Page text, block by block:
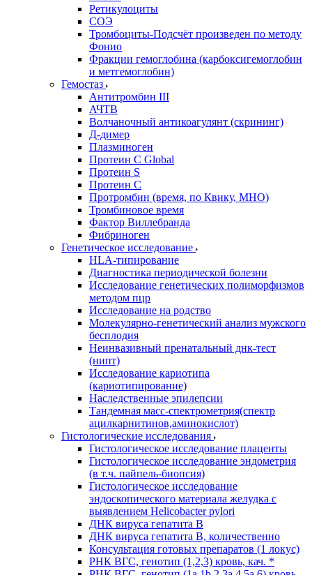
Ретикулоциты
СОЭ
Тромбоциты-Подсчёт произведен по методу
Фонио
Фракции гемоглобина (карбоксигемоглобин
и метгемоглобин)
Гемостаз
Антитромбин III
АЧТВ
Волчаночный антикоагулянт (скрининг)
Д-димер
Плазминоген
Протеин C Global
Протеин S
Протеин С
Протромбин (время, по Квику, МНО)
Тромбиновое время
Фактор Виллебранда
Фибриноген
Генетическое исследование
HLA-типирование
Диагностика периодической болезни
Исследование генетических полиморфизмов
методом пцр
Исследование на родство
Молекулярно-генетический анализ мужского
бесплодия
Неинвазивный пренатальный днк-тест
(нипт)
Исследование кариотипа
(кариотипирование)
Наследственные эпилепсии
Тандемная масс-спектрометрия(спектр
ацилкарнитинов,аминокислот)
Гистологические исследования
Гистологическое исследование плаценты
Гистологическое исследование эндометрия
(в т.ч. пайпель-биопсия)
Гистологическое исследование
эндоскопического материала желудка с
выявлением Helicobacter pylori
ДНК вируса гепатита B
ДНК вируса гепатита B, количественно
Консультация готовых препаратов (1 локус)
РНК ВГC, генотип (1,2,3) кровь, кач. *